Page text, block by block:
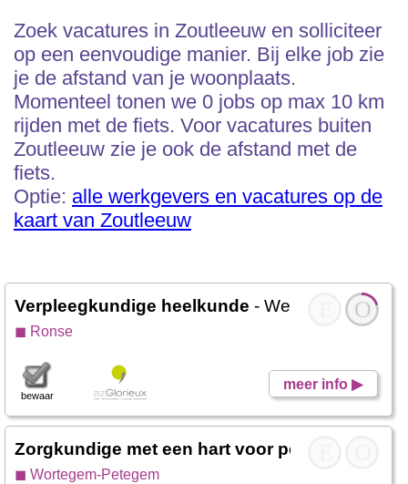
Zoek vacatures in Zoutleeuw en solliciteer
op een eenvoudige manier. Bij elke job zie
je de afstand van je woonplaats.
Momenteel tonen we 0 jobs op max 10 km
rijden met de fiets. Voor vacatures buiten
Zoutleeuw zie je ook de afstand met de
fiets.
Optie: alle werkgevers en vacatures op de
kaart van Zoutleeuw
O
Verpleegkundige heelkunde - Werken Glorieux
◼ Ronse
meer info ▶
bewaar
Zorgkundige met een hart voor personen met
◼ Wortegem-Petegem